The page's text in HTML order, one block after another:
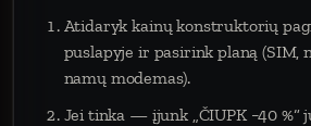
Atidaryk kainų konstruktorių
puslapyje ir pasirink planą (SIM,
namų modemas).
Jei tinka — įjunk „ČIUPK −40 %“